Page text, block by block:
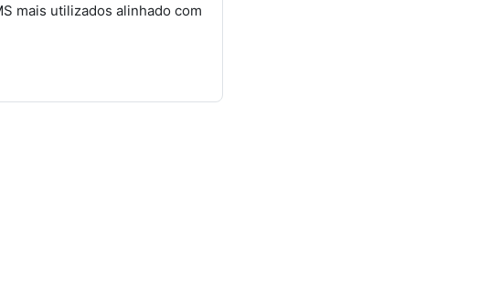
mais utilizados alinhado com